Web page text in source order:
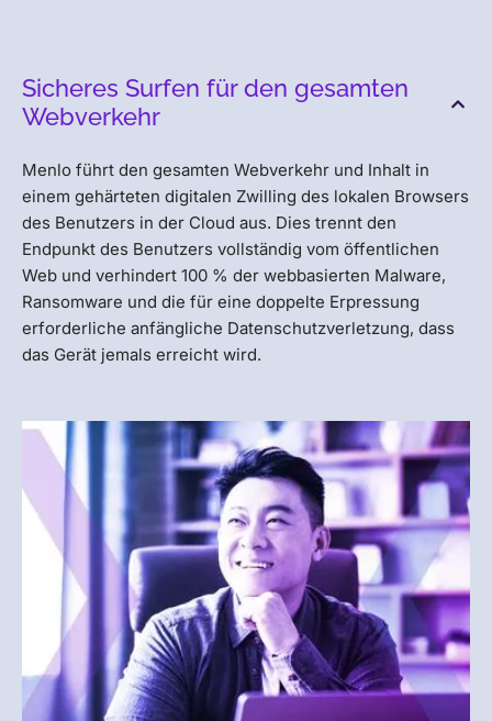
Sicheres Surfen für den gesamten
Webverkehr
Menlo führt den gesamten Webverkehr und Inhalt in
einem gehärteten digitalen Zwilling des lokalen Browsers
des Benutzers in der Cloud aus. Dies trennt den
Endpunkt des Benutzers vollständig vom öffentlichen
Web und verhindert 100 % der webbasierten Malware,
Ransomware und die für eine doppelte Erpressung
erforderliche anfängliche Datenschutzverletzung, dass
das Gerät jemals erreicht wird.